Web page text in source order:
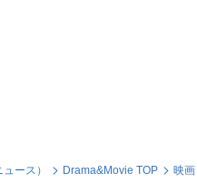
ース） Drama&Movie TOP 映画